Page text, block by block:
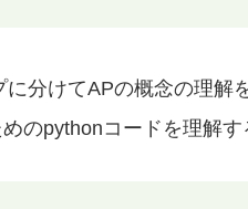
に分けてAPの概念の理解
のpythonコードを理解す